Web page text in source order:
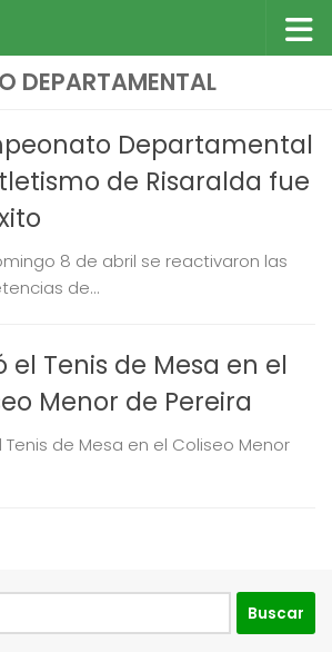
DEPARTAMENTAL
Departamental
de Risaralda fue
8 de abril se reactivaron las
de...
el Tenis de Mesa en el
Menor de Pereira
Tenis de Mesa en el Coliseo Menor